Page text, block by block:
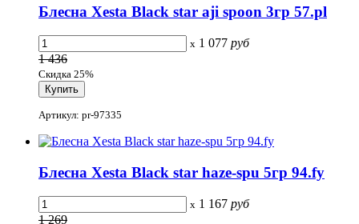
Блесна Xesta Black star aji spoon 3гр 57.pl
x 1 077 руб
1 436
Скидка 25%
Артикул: pr-97335
Блесна Xesta Black star haze-spu 5гр 94.fy
x 1 167 руб
1 269